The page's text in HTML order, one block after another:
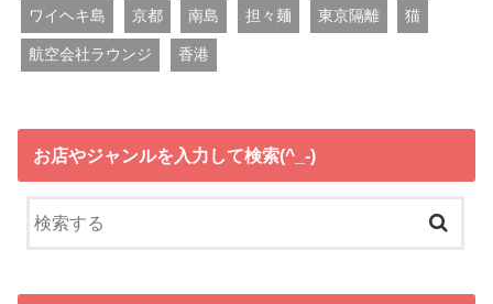
ワイヘキ島 京都 南島 担々麺 東京隔離 猫
航空会社ラウンジ 香港
お店やジャンルを入力して検索(^_-)